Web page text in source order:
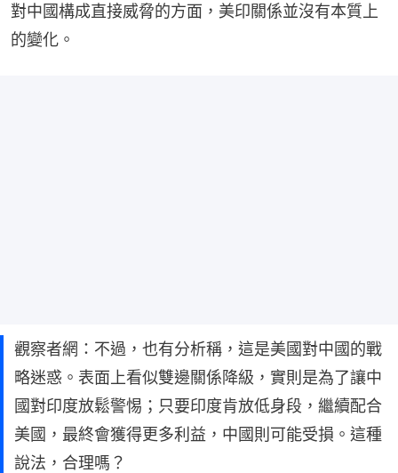
對中國構成直接威脅的方面，美印關係並沒有本質上
的變化。
觀察者網：不過，也有分析稱，這是美國對中國的戰
略迷惑。表面上看似雙邊關係降級，實則是為了讓中
國對印度放鬆警惕；只要印度肯放低身段，繼續配合
美國，最終會獲得更多利益，中國則可能受損。這種
說法，合理嗎？